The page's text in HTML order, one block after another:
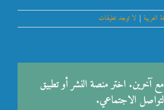
العربية | لا توجد تعليقات
آخرين. اختر منصة النشر أو تطبيق
الاجتماعي.